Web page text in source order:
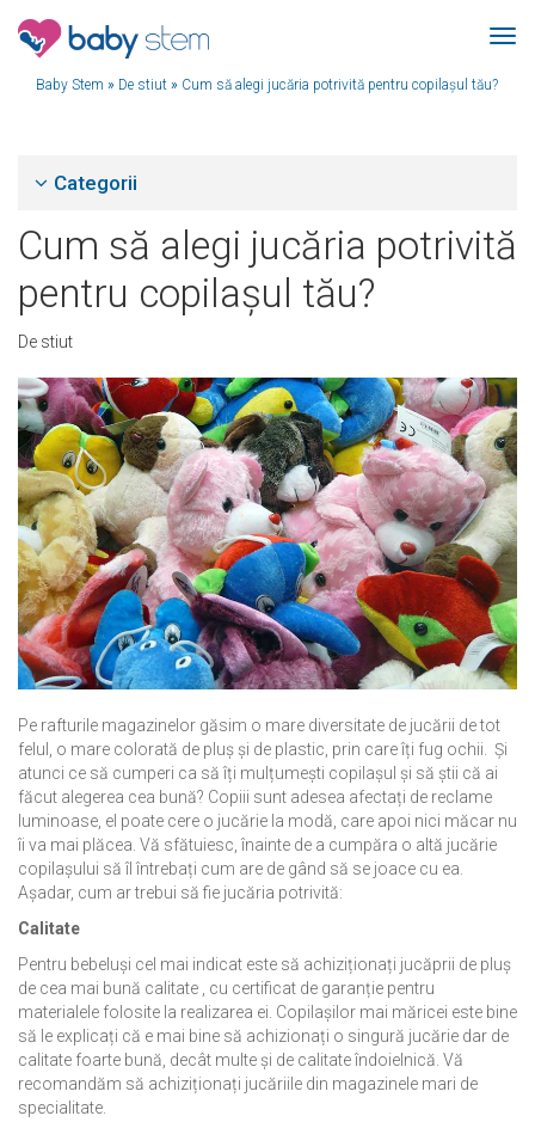
Baby Stem » De stiut » Cum să alegi jucăria potrivită pentru copilașul tău?
Categorii
Cum să alegi jucăria potrivită
pentru copilașul tău?
De stiut
Pe rafturile magazinelor găsim o mare diversitate de jucării de tot
felul, o mare colorată de pluș și de plastic, prin care îți fug ochii. Și
atunci ce să cumperi ca să îți mulțumești copilașul și să știi că ai
făcut alegerea cea bună? Copiii sunt adesea afectați de reclame
luminoase, el poate cere o jucărie la modă, care apoi nici măcar nu
îi va mai plăcea. Vă sfătuiesc, înainte de a cumpăra o altă jucărie
copilașului să îl întrebați cum are de gând să se joace cu ea.
Așadar, cum ar trebui să fie jucăria potrivită:
Calitate
Pentru bebeluși cel mai indicat este să achiziționați jucăprii de pluș
de cea mai bună calitate , cu certificat de garanție pentru
materialele folosite la realizarea ei. Copilașilor mai măricei este bine
să le explicați că e mai bine să achizionați o singură jucărie dar de
calitate foarte bună, decât multe și de calitate îndoielnică. Vă
recomandăm să achiziționați jucăriile din magazinele mari de
specialitate.